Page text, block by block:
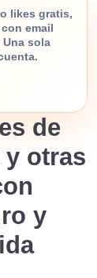
de
y otras
y
likes gratis,
email
sola